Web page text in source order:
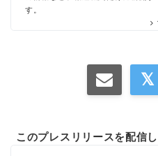
す。
このプレスリリースを配信